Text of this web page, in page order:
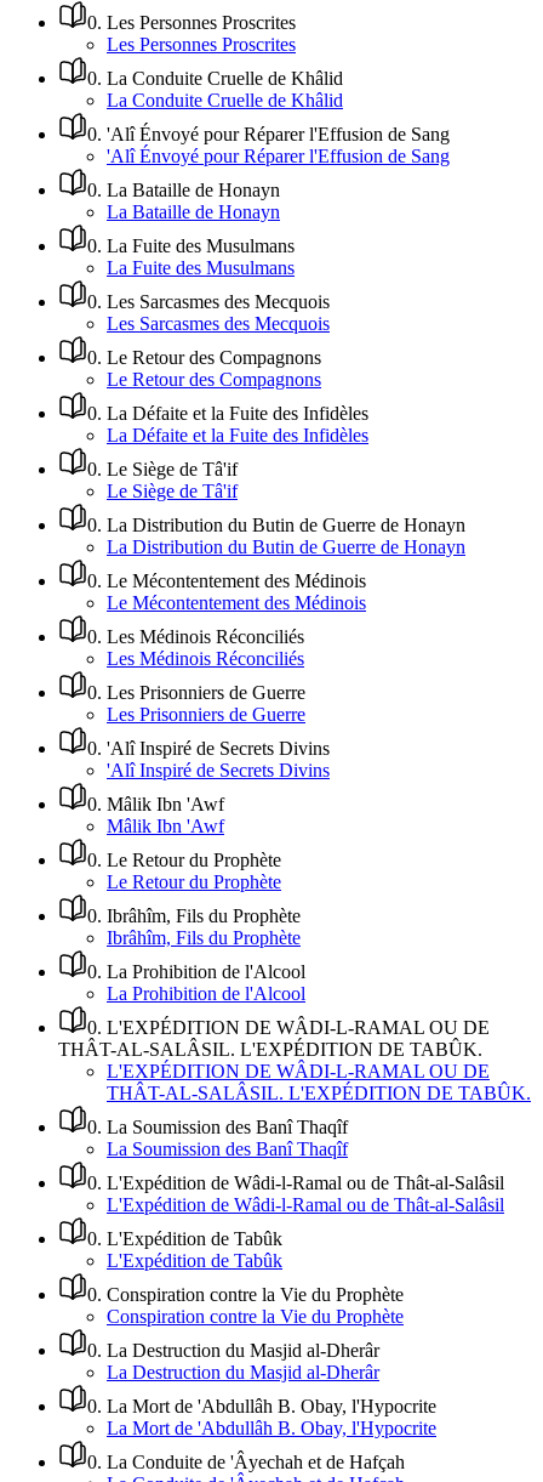
0. Les Personnes Proscrites
Les Personnes Proscrites
0. La Conduite Cruelle de Khâlid
La Conduite Cruelle de Khâlid
0. 'Alî Énvoyé pour Réparer l'Effusion de Sang
'Alî Énvoyé pour Réparer l'Effusion de Sang
0. La Bataille de Honayn
La Bataille de Honayn
0. La Fuite des Musulmans
La Fuite des Musulmans
0. Les Sarcasmes des Mecquois
Les Sarcasmes des Mecquois
0. Le Retour des Compagnons
Le Retour des Compagnons
0. La Défaite et la Fuite des Infidèles
La Défaite et la Fuite des Infidèles
0. Le Siège de Tâ'if
Le Siège de Tâ'if
0. La Distribution du Butin de Guerre de Honayn
La Distribution du Butin de Guerre de Honayn
0. Le Mécontentement des Médinois
Le Mécontentement des Médinois
0. Les Médinois Réconciliés
Les Médinois Réconciliés
0. Les Prisonniers de Guerre
Les Prisonniers de Guerre
0. 'Alî Inspiré de Secrets Divins
'Alî Inspiré de Secrets Divins
0. Mâlik Ibn 'Awf
Mâlik Ibn 'Awf
0. Le Retour du Prophète
Le Retour du Prophète
0. Ibrâhîm, Fils du Prophète
Ibrâhîm, Fils du Prophète
0. La Prohibition de l'Alcool
La Prohibition de l'Alcool
0. L'EXPÉDITION DE WÂDI-L-RAMAL OU DE
THÂT-AL-SALÂSIL. L'EXPÉDITION DE TABÛK.
L'EXPÉDITION DE WÂDI-L-RAMAL OU DE
THÂT-AL-SALÂSIL. L'EXPÉDITION DE TABÛK.
0. La Soumission des Banî Thaqîf
La Soumission des Banî Thaqîf
0. L'Expédition de Wâdi-l-Ramal ou de Thât-al-Salâsil
L'Expédition de Wâdi-l-Ramal ou de Thât-al-Salâsil
0. L'Expédition de Tabûk
L'Expédition de Tabûk
0. Conspiration contre la Vie du Prophète
Conspiration contre la Vie du Prophète
0. La Destruction du Masjid al-Dherâr
La Destruction du Masjid al-Dherâr
0. La Mort de 'Abdullâh B. Obay, l'Hypocrite
La Mort de 'Abdullâh B. Obay, l'Hypocrite
0. La Conduite de 'Âyechah et de Hafçah